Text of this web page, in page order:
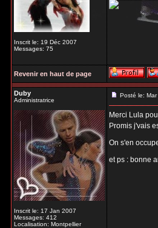
Inscrit le: 19 Déc 2007
Messages: 75
Revenir en haut de page
Duby
Administratrice
Inscrit le: 17 Jan 2007
Messages: 412
Localisation: Montpellier
Posté le:
Merci Lula
Promis j'vais
On s'en
et ps : bonne